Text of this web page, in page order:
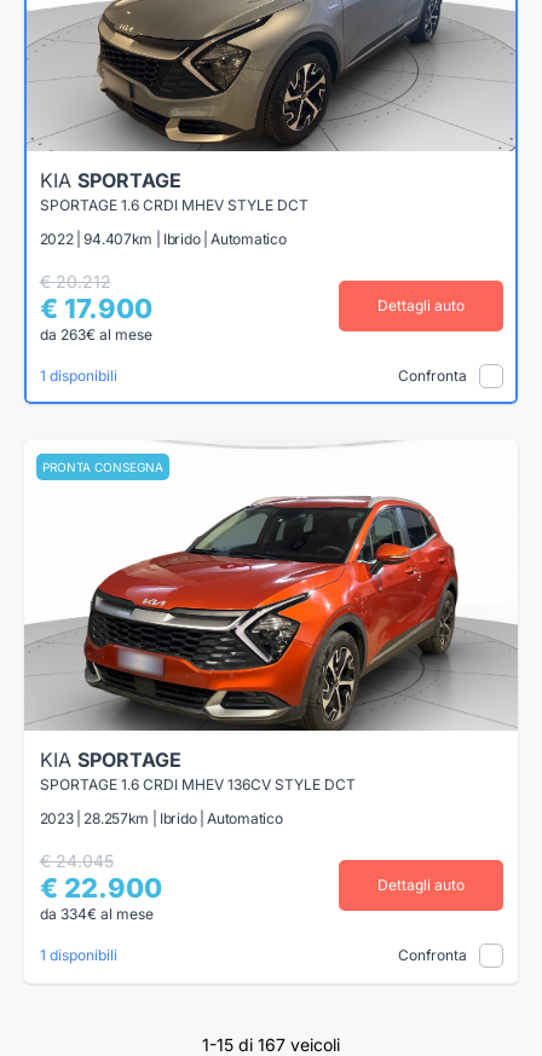
KIA SPORTAGE
SPORTAGE 1.6 CRDI MHEV STYLE DCT
2022 | 94.407km | Ibrido | Automatico
€ 20.212
€ 17.900
da 263€ al mese
Dettagli auto
1 disponibili Confronta
PRONTA CONSEGNA
KIA SPORTAGE
SPORTAGE 1.6 CRDI MHEV 136CV STYLE DCT
2023 | 28.257km | Ibrido | Automatico
€ 24.045
€ 22.900
da 334€ al mese
Dettagli auto
1 disponibili Confronta
1-15 di 167 veicoli